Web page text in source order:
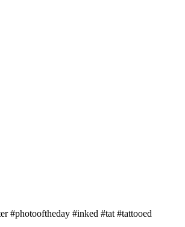
#photooftheday #inked #tat #tattooed